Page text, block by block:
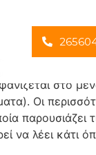
ιστολόγιο
στο
Οι
παρουσιάζει
να λέει κάτι